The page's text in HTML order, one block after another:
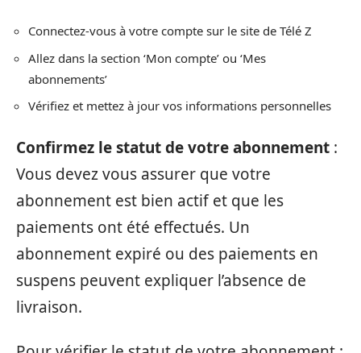
Connectez-vous à votre compte sur le site de Télé Z
Allez dans la section ‘Mon compte’ ou ‘Mes
abonnements’
Vérifiez et mettez à jour vos informations personnelles
Confirmez le statut de votre abonnement :
Vous devez vous assurer que votre
abonnement est bien actif et que les
paiements ont été effectués. Un
abonnement expiré ou des paiements en
suspens peuvent expliquer l’absence de
livraison.